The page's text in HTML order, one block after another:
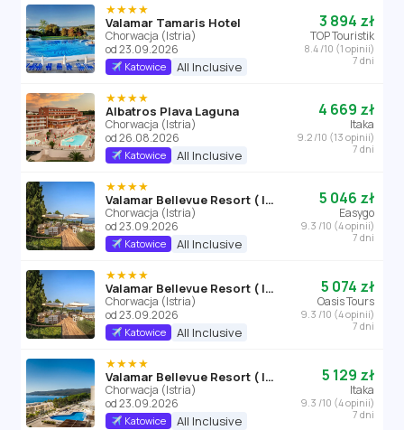
★★★★
Valamar Tamaris Hotel
Chorwacja (Istria)
od 23.09.2026
Katowice All Inclusive
3 894 zł
TOP Touristik
8.4 /10 (1 opinii)
7 dni
★★★★
Albatros Plava Laguna
Chorwacja (Istria)
od 26.08.2026
Katowice All Inclusive
4 669 zł
Itaka
9.2 /10 (13 opinii)
7 dni
★★★★
Valamar Bellevue Resort ( Istria)
Chorwacja (Istria)
od 23.09.2026
Katowice All Inclusive
5 046 zł
Easygo
9.3 /10 (4 opinii)
7 dni
★★★★
Valamar Bellevue Resort ( Istria)
Chorwacja (Istria)
od 23.09.2026
Katowice All Inclusive
5 074 zł
Oasis Tours
9.3 /10 (4 opinii)
7 dni
★★★★
Valamar Bellevue Resort ( Istria)
Chorwacja (Istria)
od 23.09.2026
Katowice All Inclusive
5 129 zł
Itaka
9.3 /10 (4 opinii)
7 dni